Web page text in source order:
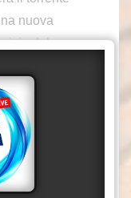
nuova
del
Rende.
linea alta
Calabria,
e
del